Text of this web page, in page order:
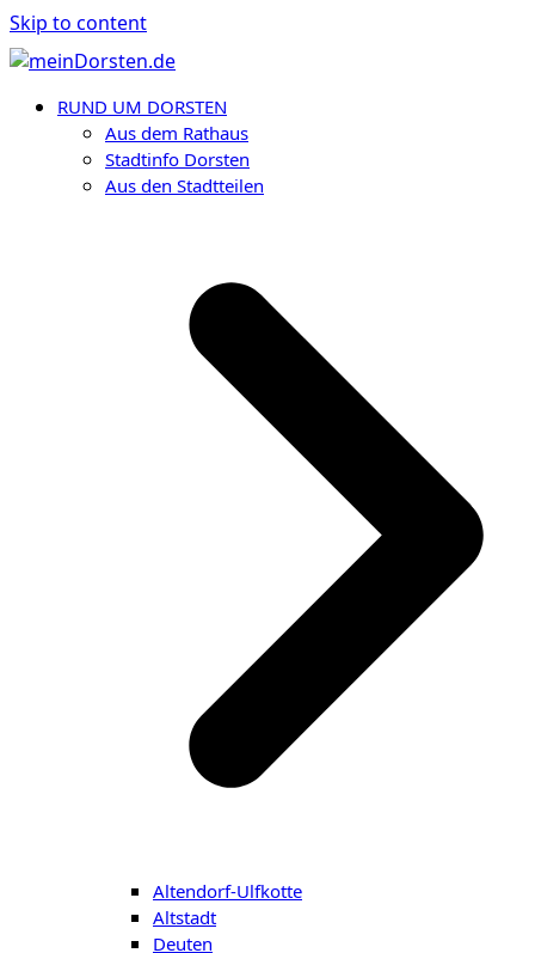
Skip to content
RUND UM DORSTEN
Aus dem Rathaus
Stadtinfo Dorsten
Aus den Stadtteilen
Altendorf-Ulfkotte
Altstadt
Deuten